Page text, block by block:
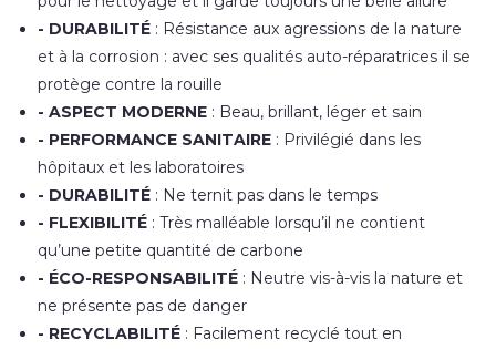
- DURABILITÉ: Résistance aux agressions de la nature
et à la corrosion : avec ses qualités auto-réparatrices il se
protège contre la rouille
- ASPECT MODERNE : Beau, brillant, léger et sain
- PERFORMANCE SANITAIRE: Privilégié dans les
hôpitaux et les laboratoires
- DURABILITÉ: Ne ternit pas dans le temps
- FLEXIBILITÉ: Très malléable lorsqu’il ne contient
qu’une petite quantité de carbone
- ÉCO-RESPONSABILITÉ: Neutre vis-à-vis la nature et
ne présente pas de danger
- RECYCLABILITÉ: Facilement recyclé tout en